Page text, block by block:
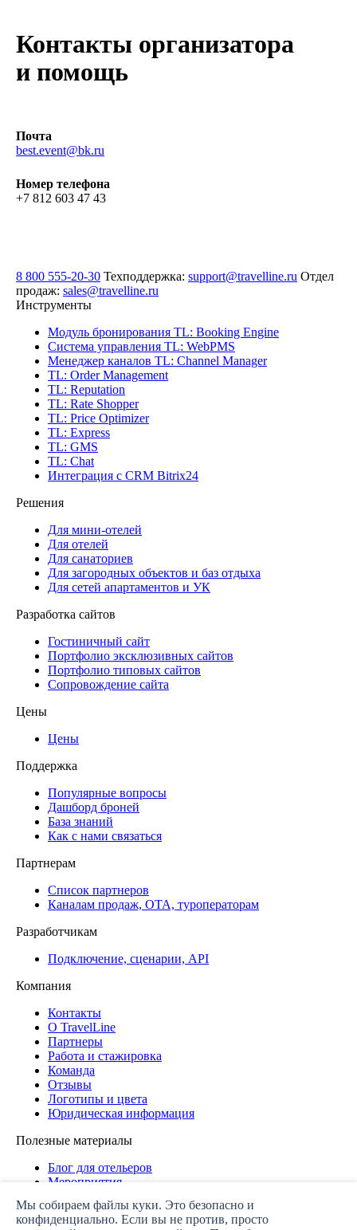
Контакты организатора
и помощь
Почта
best.event@bk.ru
Номер телефона
+7 812 603 47 43
8 800 555-20-30 Техподдержка: support@travelline.ru Отдел
продаж: sales@travelline.ru
Инструменты
Модуль бронирования TL: Booking Engine
Система управления TL: WebPMS
Менеджер каналов TL: Channel Manager
TL: Order Management
TL: Reputation
TL: Rate Shopper
TL: Price Optimizer
TL: Express
TL: GMS
TL: Chat
Интеграция с CRM Bitrix24
Решения
Для мини-отелей
Для отелей
Для санаториев
Для загородных объектов и баз отдыха
Для сетей апартаментов и УК
Разработка сайтов
Гостиничный сайт
Портфолио эксклюзивных сайтов
Портфолио типовых сайтов
Сопровождение сайта
Цены
Цены
Поддержка
Популярные вопросы
Дашборд броней
База знаний
Как с нами связаться
Партнерам
Список партнеров
Каналам продаж, ОТА, туроператорам
Разработчикам
Подключение, сценарии, API
Компания
Контакты
О TravelLine
Партнеры
Работа и стажировка
Команда
Отзывы
Логотипы и цвета
Юридическая информация
Полезные материалы
Блог для отельеров
Мероприятия
Политика конфиденциальности
Мы собираем файлы куки. Это безопасно и
конфиденциально. Если вы не против, просто